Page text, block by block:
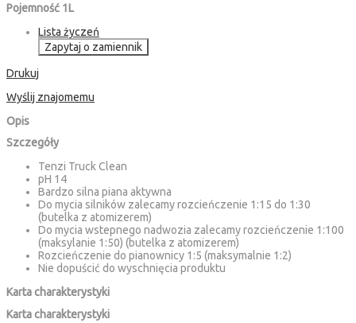
Pojemność 1L
Lista życzeń
Zapytaj o zamiennik
Drukuj
Wyślij znajomemu
Opis
Szczegóły
Tenzi Truck Clean
pH 14
Bardzo silna piana aktywna
Do mycia silników zalecamy rozcieńczenie 1:15 do 1:30
(butelka z atomizerem)
Do mycia wstepnego nadwozia zalecamy rozcieńczenie 1:100
(maksylanie 1:50) (butelka z atomizerem)
Rozcieńczenie do pianownicy 1:5 (maksymalnie 1:2)
Nie dopuścić do wyschnięcia produktu
Karta charakterystyki
Karta charakterystyki